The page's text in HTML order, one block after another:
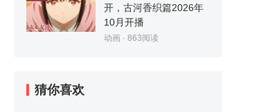
开，古河香织篇2026年
10月开播
动画 · 863阅读
猜你喜欢